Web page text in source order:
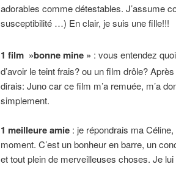
adorables comme détestables. J’assume
susceptibilité …) En clair, je suis une fille!!!
1 film »bonne mine » : vous entendez
d’avoir le teint frais? ou un film drôle?
dirais: Juno car ce film m’a remuée, m’a
simplement.
1 meilleure amie: je répondrais ma
moment. C’est un bonheur en barre, un
et tout plein de merveilleuses choses. Je